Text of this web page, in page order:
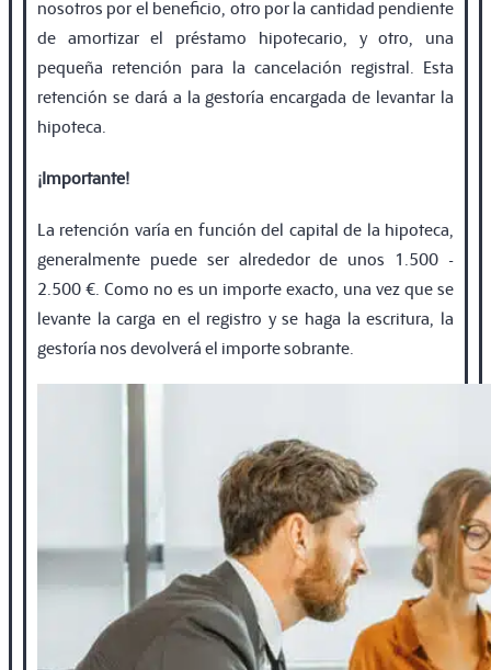
nosotros por el beneficio, otro por la cantidad pendiente
de amortizar el préstamo hipotecario, y otro, una
pequeña retención para la cancelación registral. Esta
retención se dará a la gestoría encargada de levantar la
hipoteca.
¡Importante!
La retención varía en función del capital de la hipoteca,
generalmente puede ser alrededor de unos 1.500 -
2.500 €. Como no es un importe exacto, una vez que se
levante la carga en el registro y se haga la escritura, la
gestoría nos devolverá el importe sobrante.